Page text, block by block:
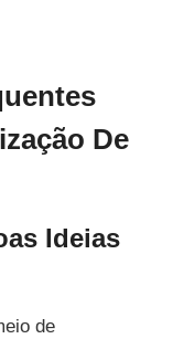
De
Ideias
de